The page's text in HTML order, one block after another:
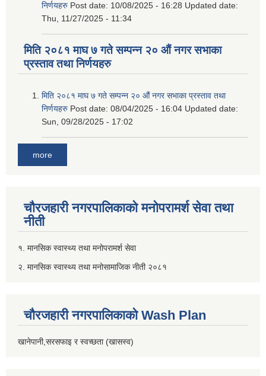
निर्णयहरु Post date: 10/08/2025 - 16:28 Updated date:
Thu, 11/27/2025 - 11:34
मिति २०८१ माघ ७ गते सम्पन्न २० औं नगर सभाका
प्रस्ताव तथा निर्णयहरु
मिति २०८१ माघ ७ गते सम्पन्न २० औं नगर सभाका प्रस्ताव तथा
निर्णयहरु Post date: 08/04/2025 - 16:04 Updated date:
Sun, 09/28/2025 - 17:02
more
चौरजहारी नगरपालिकाको मनोपरामर्श सेवा तथा
नीती
१. मानसिक स्वास्थ्य तथा मनोपरामर्श सेवा
२. मानसिक स्वास्थ्य तथा मनोसामाजिक नीती २०८१
चौरजहारी नगरपालिकाको Wash Plan
खानेपानी,सरसफाइ र स्वच्छता (खासस्व)